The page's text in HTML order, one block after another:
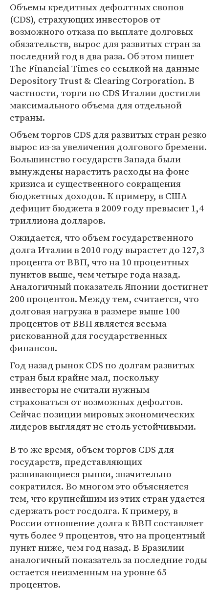
Объемы кредитных дефолтных свопов
(CDS), страхующих инвесторов от
возможного отказа по выплате долговых
обязательств, вырос для развитых стран за
последний год в два раза. Об этом пишет
The Financial Times со ссылкой на данные
Depository Trust & Clearing Corporation. В
частности, торги по CDS Италии достигли
максимального объема для отдельной
страны.
Объем торгов СDS для развитых стран резко
вырос из-за увеличения долгового бремени.
Большинство государств Запада были
вынуждены нарастить расходы на фоне
кризиса и существенного сокращения
бюджетных доходов. К примеру, в США
дефицит бюджета в 2009 году превысит 1,4
триллиона долларов.
Ожидается, что объем государственного
долга Италии в 2010 году вырастет до 127,3
процента от ВВП, что на 10 процентных
пунктов выше, чем четыре года назад.
Аналогичный показатель Японии достигнет
200 процентов. Между тем, считается, что
долговая нагрузка в размере выше 100
процентов от ВВП является весьма
рискованной для государственных
финансов.
Год назад рынок CDS по долгам развитых
стран был крайне мал, поскольку
инвесторы не считали нужным
страховаться от возможных дефолтов.
Сейчас позиции мировых экономических
лидеров выглядят не столь устойчивыми.
В то же время, объем торгов CDS для
государств, представляющих
развивающиеся рынки, значительно
сократился. Во многом это объясняется
тем, что крупнейшим из этих стран удается
сдержать рост госдолга. К примеру, в
России отношение долга к ВВП составляет
чуть более 9 процентов, что на процентный
пункт ниже, чем год назад. В Бразилии
аналогичный показатель за последние годы
остается неизменным на уровне 65
процентов.